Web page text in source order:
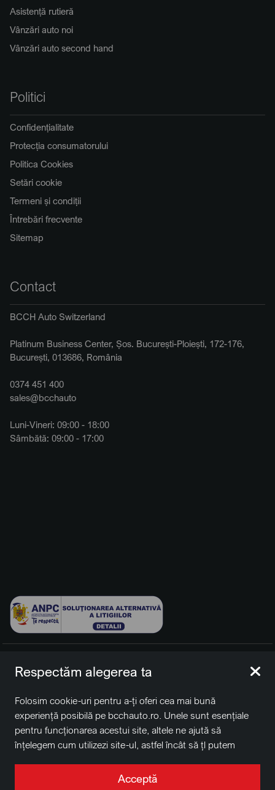
Asistență rutieră
Vânzări auto noi
Vânzări auto second hand
Politici
Confidențialitate
Protecția consumatorului
Politica Cookies
Setări cookie
Termeni și condiții
Întrebări frecvente
Sitemap
Contact
BCCH Auto Switzerland
Platinum Business Center, Șos. București-Ploiești, 172-176,
București, 013686, România
0374 451 400
sales@bcchauto
Luni-Vineri: 09:00 - 18:00
Sâmbătă: 09:00 - 17:00
rezervate.
BCCH Auto Switzerland este o marcă a societății
BCCH
Group Switzerland AG
Sediu social: David Business Center, Str. Erou Iancu Nicolae
nr. 29, Voluntari, Ilfov
Respectăm alegerea ta
Folosim cookie-uri pentru a-ți oferi cea mai bună
experiență posibilă pe bcchauto.ro. Unele sunt esențiale
pentru funcționarea acestui site, altele ne ajută să
înțelegem cum utilizezi site-ul, astfel încât să țl putem
uri în scopuri de targetare. Apasă pe „Acceptă toate”
Acceptă